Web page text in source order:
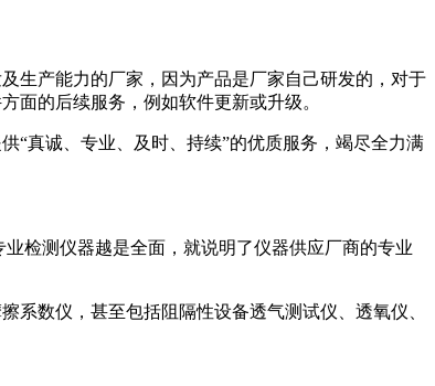
生产能力的厂家，因为产品是厂家自己研发的，对于
面的后续服务，例如软件更新或升级。
“真诚、专业、及时、持续”的优质服务，竭尽全力满
检测仪器越是全面，就说明了仪器供应厂商的专业
系数仪，甚至包括阻隔性设备透气测试仪、透氧仪、